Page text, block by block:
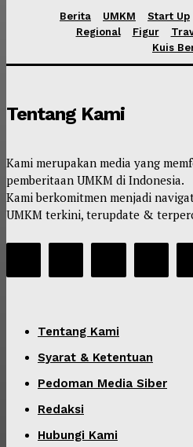
Berita UMKM Start Up
Regional
Figur
Kuis
Tentang Kami
Kami merupakan media yang
pemberitaan UMKM di Indonesia.
Kami berkomitmen menjadi
UMKM terkini, terupdate &
Tentang Kami
Syarat & Ketentuan
Pedoman Media Siber
Redaksi
Hubungi Kami